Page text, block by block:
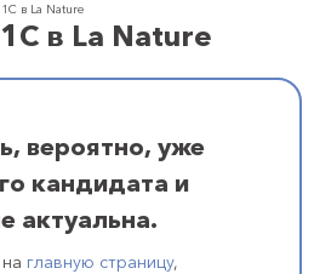
в La Nature
в La Nature
вероятно, уже
кандидата и
актуальна.
главную страницу,